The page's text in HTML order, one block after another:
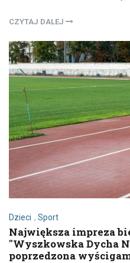
CZYTAJ DALEJ
Dzieci , Sport
Największa impreza
"Wyszkowska Dycha
poprzedzona